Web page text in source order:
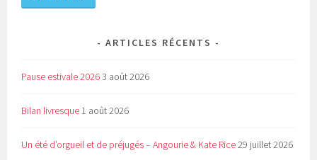
ARTICLES RÉCENTS
Pause estivale 20263 août 2026
Bilan livresque 1 août 2026
Un été d’orgueil et de préjugés – Angourie & Kate Rice29 juillet 2026